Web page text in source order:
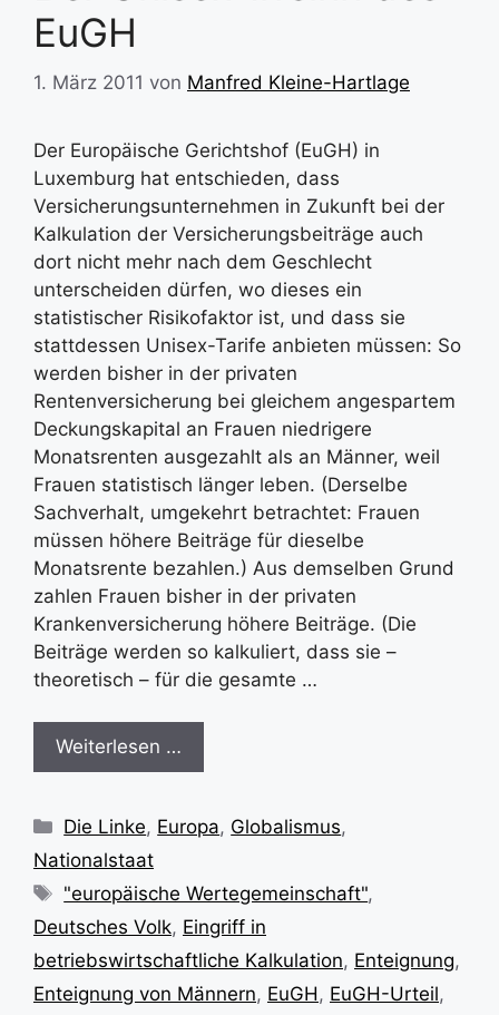
EuGH
1. März 2011 von Manfred Kleine-Hartlage
Der Europäische Gerichtshof (EuGH) in
Luxemburg hat entschieden, dass
Versicherungsunternehmen in Zukunft bei der
Kalkulation der Versicherungsbeiträge auch
dort nicht mehr nach dem Geschlecht
unterscheiden dürfen, wo dieses ein
statistischer Risikofaktor ist, und dass sie
stattdessen Unisex-Tarife anbieten müssen: So
werden bisher in der privaten
Rentenversicherung bei gleichem angespartem
Deckungskapital an Frauen niedrigere
Monatsrenten ausgezahlt als an Männer, weil
Frauen statistisch länger leben. (Derselbe
Sachverhalt, umgekehrt betrachtet: Frauen
müssen höhere Beiträge für dieselbe
Monatsrente bezahlen.) Aus demselben Grund
zahlen Frauen bisher in der privaten
Krankenversicherung höhere Beiträge. (Die
Beiträge werden so kalkuliert, dass sie –
theoretisch – für die gesamte …
Weiterlesen …
Kategorien
Die Linke, Europa, Globalismus,
Nationalstaat
Schlagwörter
"europäische Wertegemeinschaft",
Deutsches Volk, Eingriff in
betriebswirtschaftliche Kalkulation, Enteignung,
Enteignung von Männern, EuGH, EuGH-Urteil,